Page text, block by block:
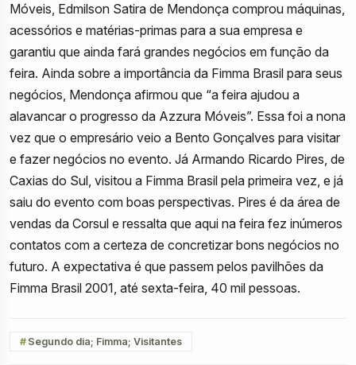
Móveis, Edmilson Satira de Mendonça comprou máquinas,
acessórios e matérias-primas para a sua empresa e
garantiu que ainda fará grandes negócios em função da
feira. Ainda sobre a importância da Fimma Brasil para seus
negócios, Mendonça afirmou que “a feira ajudou a
alavancar o progresso da Azzura Móveis”. Essa foi a nona
vez que o empresário veio a Bento Gonçalves para visitar
e fazer negócios no evento. Já Armando Ricardo Pires, de
Caxias do Sul, visitou a Fimma Brasil pela primeira vez, e já
saiu do evento com boas perspectivas. Pires é da área de
vendas da Corsul e ressalta que aqui na feira fez inúmeros
contatos com a certeza de concretizar bons negócios no
futuro. A expectativa é que passem pelos pavilhões da
Fimma Brasil 2001, até sexta-feira, 40 mil pessoas.
Segundo dia; Fimma; Visitantes